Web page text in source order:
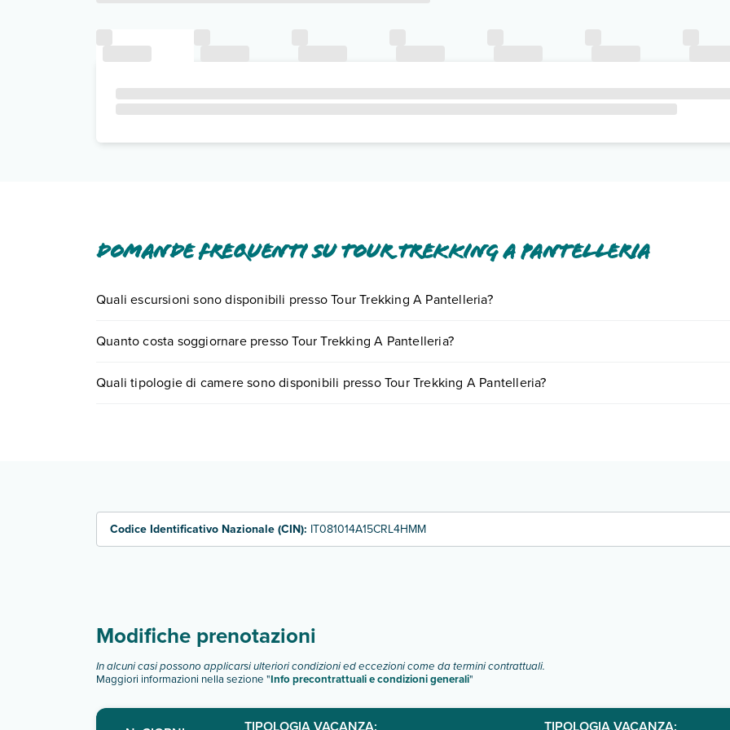
Domande frequenti su Tour Trekking A Pantelleria
Quali escursioni sono disponibili presso Tour Trekking A Pantelleria?
numero 0721.17231 oprenotando un appuntamento.
Quanto costa soggiornare presso Tour Trekking A Pantelleria?
scegli quando partire.
Quali tipologie di camere sono disponibili presso Tour Trekking A Pantelleria?
Codice Identificativo Nazionale (CIN): IT081014A15CRL4HMM
Modifiche prenotazioni
In alcuni casi possono applicarsi ulteriori condizioni ed eccezioni come da termini contrattuali.
Maggiori informazioni nella sezione "Info precontrattuali e condizioni generali"